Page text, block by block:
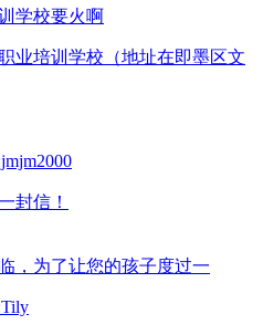
学校要火啊
业培训学校（地址在即墨区文
封信！
，为了让您的孩子度过一